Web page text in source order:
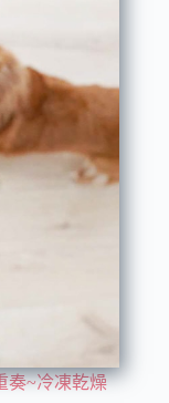
奏~冷凍乾燥